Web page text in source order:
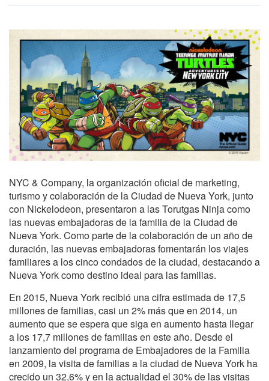
NYC & Company, la organización oficial de marketing,
turismo y colaboración de la Ciudad de Nueva York, junto
con Nickelodeon, presentaron a las Torutgas Ninja como
las nuevas embajadoras de la familia de la Ciudad de
Nueva York. Como parte de la colaboración de un año de
duración, las nuevas embajadoras fomentarán los viajes
familiares a los cinco condados de la ciudad, destacando a
Nueva York como destino ideal para las familias.
En 2015, Nueva York recibió una cifra estimada de 17,5
millones de familias, casi un 2% más que en 2014, un
aumento que se espera que siga en aumento hasta llegar
a los 17,7 millones de familias en este año. Desde el
lanzamiento del programa de Embajadores de la Familia
en 2009, la visita de familias a la ciudad de Nueva York ha
crecido un 32,6% y en la actualidad el 30% de las visitas